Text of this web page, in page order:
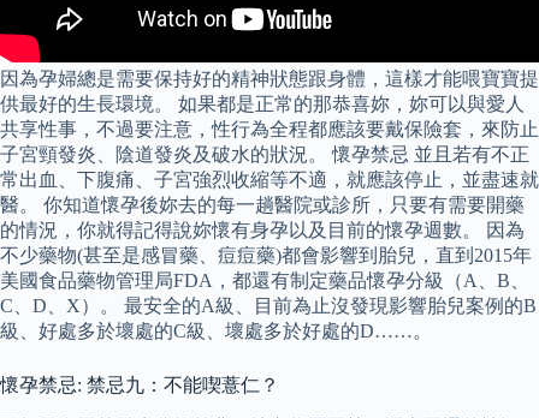
因為孕婦總是需要保持好的精神狀態跟身體，這樣才能喂寶寶提
供最好的生長環境。 如果都是正常的那恭喜妳，妳可以與愛人
共享性事，不過要注意，性行為全程都應該要戴保險套，來防止
子宮頸發炎、陰道發炎及破水的狀況。 懷孕禁忌 並且若有不正
常出血、下腹痛、子宮強烈收縮等不適，就應該停止，並盡速就
醫。 你知道懷孕後妳去的每一趟醫院或診所，只要有需要開藥
的情況，你就得記得說妳懷有身孕以及目前的懷孕週數。 因為
不少藥物(甚至是感冒藥、痘痘藥)都會影響到胎兒，直到2015年
美國食品藥物管理局FDA，都還有制定藥品懷孕分級（A、B、
C、D、X）。 最安全的A級、目前為止沒發現影響胎兒案例的B
級、好處多於壞處的C級、壞處多於好處的D……。
懷孕禁忌: 禁忌九：不能喫薏仁？